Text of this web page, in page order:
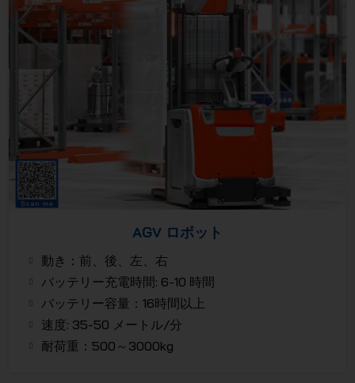
AGV ロボット
動き：前、後、左、右
バッテリー充電時間: 6-10 時間
バッテリー容量：16時間以上
速度: 35-50 メートル/分
耐荷重：500～3000kg